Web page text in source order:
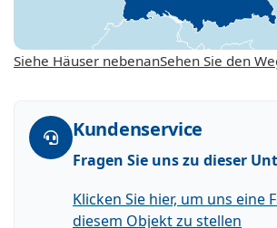
Siehe Häuser nebenanSehen Sie den
Kundenservice
Fragen Sie uns zu dieser
Klicken Sie hier, um uns eine
diesem Objekt zu stellen